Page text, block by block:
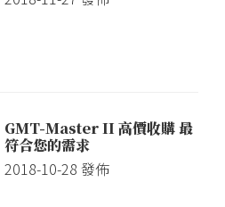
GMT-Master II 高價收購 最
符合您的需求
2018-10-28 發佈